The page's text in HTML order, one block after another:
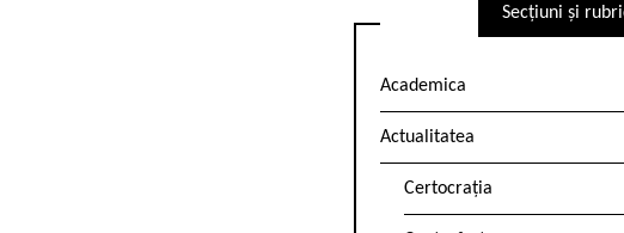
Secțiuni și
Academica
Actualitatea
Certocrația